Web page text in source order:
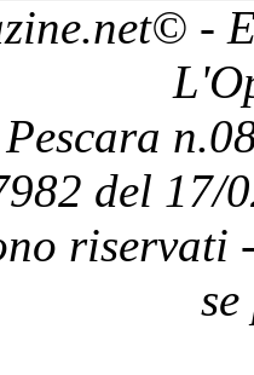
© -
del 17/
riservati